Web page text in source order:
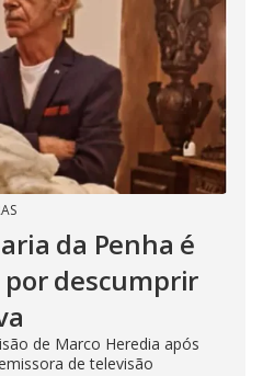
da Penha é
descumprir
de Marco Heredia após
de televisão